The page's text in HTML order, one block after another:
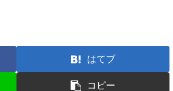
はてブ
コピー